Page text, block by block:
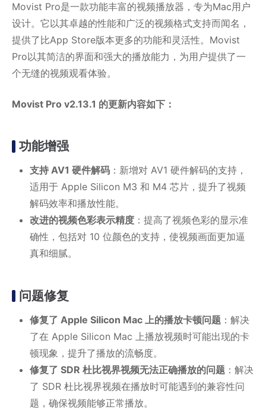
Movist Pro是一款功能丰富的视频播放器，专为Mac用户
设计。它以其卓越的性能和广泛的视频格式支持而闻名，
提供了比App Store版本更多的功能和灵活性。Movist
Pro以其简洁的界面和强大的播放能力，为用户提供了一
个无缝的视频观看体验。
Movist Pro v2.13.1 的更新内容如下：
功能增强
支持 AV1 硬件解码 ：新增对 AV1 硬件解码的支持，
适用于 Apple Silicon M3 和 M4 芯片，提升了视频
解码效率和播放性能。
改进的视频色彩表示精度 ：提高了视频色彩的显示准
确性，包括对 10 位颜色的支持，使视频画面更加逼
真和细腻。
问题修复
修复了 Apple Silicon Mac 上的播放卡顿问题 ：解决
了在 Apple Silicon Mac 上播放视频时可能出现的卡
顿现象，提升了播放的流畅度。
修复了 SDR 杜比视界视频无法正确播放的问题 ：解决
了 SDR 杜比视界视频在播放时可能遇到的兼容性问
题，确保视频能够正常播放。